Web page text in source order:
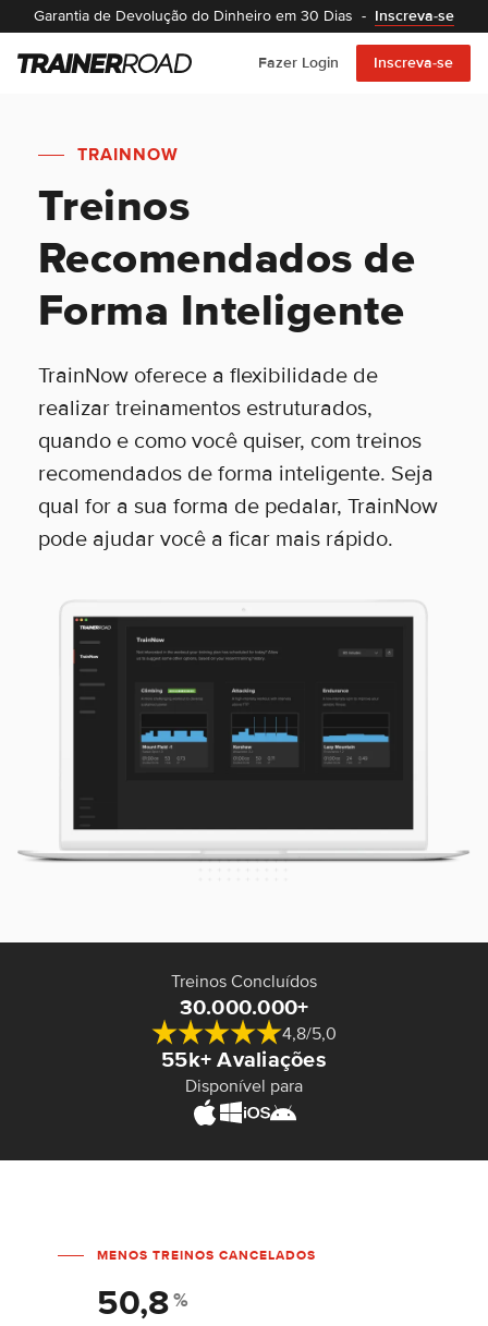
Garantia de Devolução do Dinheiro em 30 Dias - Inscreva-se
Fazer Login Inscreva-se
TRAINNOW
Treinos
Recomendados de
Forma Inteligente
TrainNow oferece a flexibilidade de
realizar treinamentos estruturados,
quando e como você quiser, com treinos
recomendados de forma inteligente. Seja
qual for a sua forma de pedalar, TrainNow
pode ajudar você a ficar mais rápido.
Treinos Concluídos
30.000.000+
4,8/5,0
55k+ Avaliações
Disponível para
MENOS TREINOS CANCELADOS
50,8%